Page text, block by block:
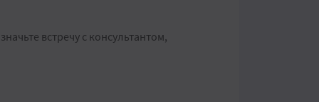
встречу с консультантом,